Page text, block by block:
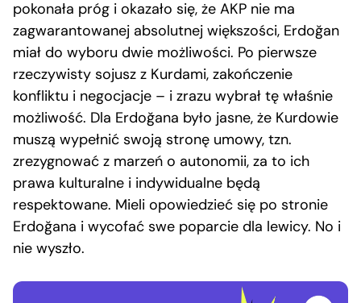
pokonała próg i okazało się, że AKP nie ma
zagwarantowanej absolutnej większości, Erdoğan
miał do wyboru dwie możliwości. Po pierwsze
rzeczywisty sojusz z Kurdami, zakończenie
konfliktu i negocjacje – i zrazu wybrał tę właśnie
możliwość. Dla Erdoğana było jasne, że Kurdowie
muszą wypełnić swoją stronę umowy, tzn.
zrezygnować z marzeń o autonomii, za to ich
prawa kulturalne i indywidualne będą
respektowane. Mieli opowiedzieć się po stronie
Erdoğana i wycofać swe poparcie dla lewicy. No i
nie wyszło.